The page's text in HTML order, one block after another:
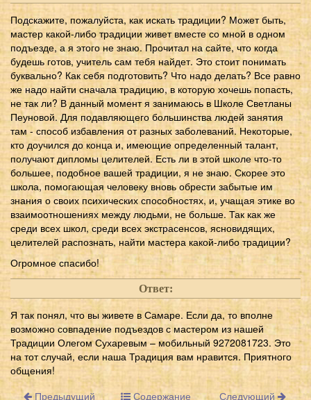
Подскажите, пожалуйста, как искать традиции? Может быть,
мастер какой-либо традиции живет вместе со мной в одном
подъезде, а я этого не знаю. Прочитал на сайте, что когда
будешь готов, учитель сам тебя найдет. Это стоит понимать
буквально? Как себя подготовить? Что надо делать? Все равно
же надо найти сначала традицию, в которую хочешь попасть,
не так ли? В данный момент я занимаюсь в Школе Светланы
Пеуновой. Для подавляющего большинства людей занятия
там - способ избавления от разных заболеваний. Некоторые,
кто доучился до конца и, имеющие определенный талант,
получают дипломы целителей. Есть ли в этой школе что-то
большее, подобное вашей традиции, я не знаю. Скорее это
школа, помогающая человеку вновь обрести забытые им
знания о своих психических способностях, и, учащая этике во
взаимоотношениях между людьми, не больше. Так как же
среди всех школ, среди всех экстрасенсов, ясновидящих,
целителей распознать, найти мастера какой-либо традиции?
Огромное спасибо!
Ответ:
Я так понял, что вы живете в Самаре. Если да, то вполне
возможно совпадение подъездов с мастером из нашей
Традиции Олегом Сухаревым – мобильный 9272081723. Это
на тот случай, если наша Традиция вам нравится. Приятного
общения!
Предыдущий
Содержание Следующий